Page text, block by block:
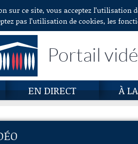
sur ce site, vous acceptez
pas l’utilisation de cookies, les
Portail
EN DIRECT À